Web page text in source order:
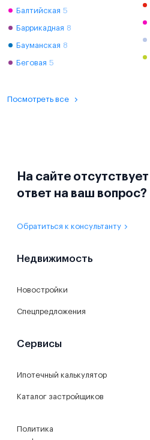
Балтийская 5
Баррикадная 8
Бауманская 8
Беговая 5
Посмотреть все
На сайте отсутствует
ответ на ваш вопрос?
Обратиться к консультанту
Недвижимость
Новостройки
Спецпредложения
Сервисы
Ипотечный калькулятор
Каталог застройщиков
Политика